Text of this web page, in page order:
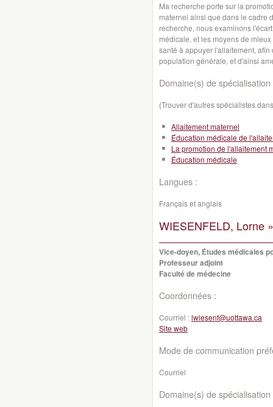
Ma recherche porte sur la
maternel ainsi que dans le cadre
recherche, nous examinons
médicale, et les moyens de
santé à appuyer l'allaitement,
population générale, et d'ainsi
Domaine(s) de spécialisation
(Trouver d'autres spécialistes
Allaitement maternel
Éducation médicale de
La promotion de l'allaitement
Éducation médicale
Langues :
Français et anglais
WIESENFELD, Lorne »
Vice-doyen, Études médicales
Professeur adjoint
Faculté de médecine
Coordonnées :
Courriel :lwiesenf@uottawa.ca
Site web
Mode de communication
Courriel
Domaine(s) de spécialisation